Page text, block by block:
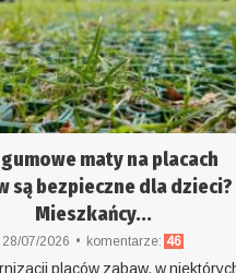
gumowe maty na placach
są bezpieczne dla dzieci?
Mieszkańcy...
28/07/2026 komentarze: 46
placów zabaw, w